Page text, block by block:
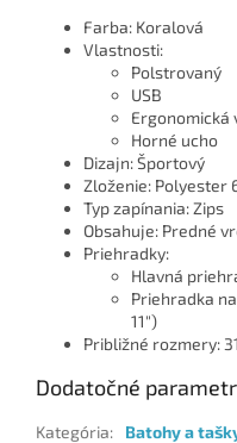
Farba: Koralová
Vlastnosti:
Polstrovaný
USB
Ergonomická
Horné ucho
Dizajn: Športový
Zloženie: Polyester
Typ zapínania: Zips
Obsahuje: Predné
Priehradky:
Hlavná
Priehradka
11")
Približné rozmery:
Dodatočné
Kategória:
Batohy a